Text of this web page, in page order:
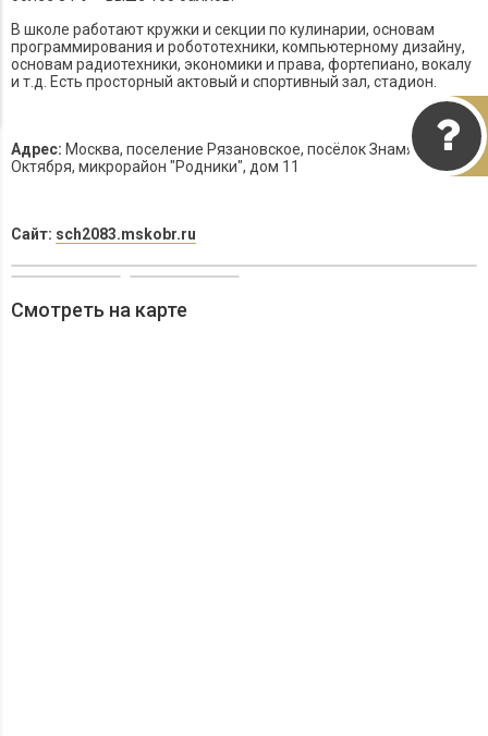
В школе работают кружки и секции по кулинарии, основам
программирования и робототехники, компьютерному дизайну,
основам радиотехники, экономики и права, фортепиано, вокалу
и т.д. Есть просторный актовый и спортивный зал, стадион.
Адрес: Москва, поселение Рязановское, посёлок Знамя
Октября, микрорайон "Родники", дом 11
Сайт: sch2083.mskobr.ru
Смотреть на карте